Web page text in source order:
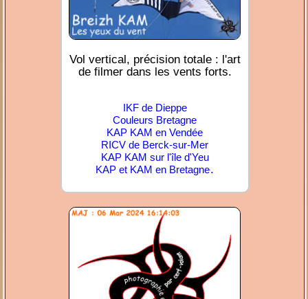
Vol vertical, précision totale : l'art
de filmer dans les vents forts.
IKF de Dieppe
Couleurs Bretagne
KAP KAM en Vendée
RICV de Berck-sur-Mer
KAP KAM sur l'île d'Yeu
KAP et KAM en Bretagne.